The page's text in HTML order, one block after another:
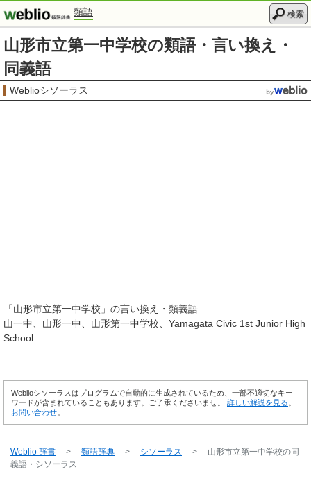
類語 検索
山形市立第一中学校の類語・言い換え・
同義語
Weblioシソーラス
「山形市立第一中学校 」の言い換え・類義語
山一中
山形一中 山形第一中学校
Yamagata Civic 1st Junior High
School
Weblioシソーラスはプログラムで自動的に生成されているため、一部不適切なキー
ワードが含まれていることもあります。ご了承くださいませ。 詳しい解説を見る
お問い合わせ
Weblio 辞書 > 類語辞典 > シソーラス > 山形市立第一中学校の同
義語・シソーラス